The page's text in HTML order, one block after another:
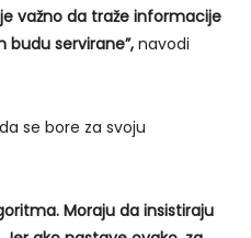
važno da traže informacije
budu servirane”, navodi
se bore za svoju
Moraju da insistiraju